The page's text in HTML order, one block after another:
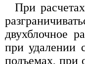
При
двухблочное
при удалении
подъемах, при